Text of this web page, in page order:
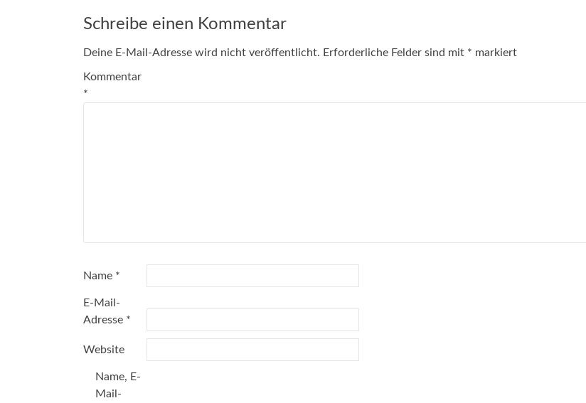
Schreibe einen Kommentar
Deine E-Mail-Adresse wird nicht veröffentlicht. Erforderliche Felder sind mit * markiert
Kommentar
*
Name *
E-Mail-
Adresse *
Website
Name, E-
Mail-